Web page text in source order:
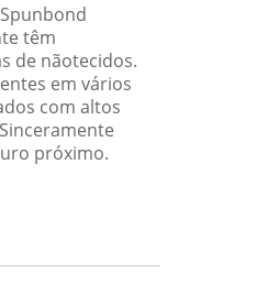
têm
de nãotecidos.
em vários
com altos
próximo.